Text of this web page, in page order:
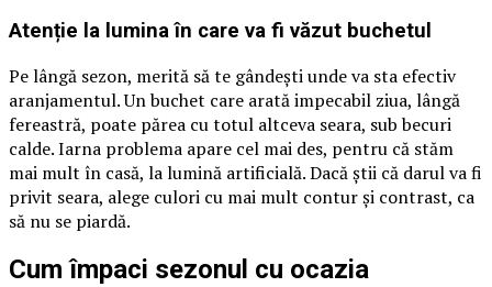
Atenție la lumina în care va fi văzut buchetul
Pe lângă sezon, merită să te gândești unde va sta efectiv
aranjamentul. Un buchet care arată impecabil ziua, lângă
fereastră, poate părea cu totul altceva seara, sub becuri
calde. Iarna problema apare cel mai des, pentru că stăm
mai mult în casă, la lumină artificială. Dacă știi că darul va fi
privit seara, alege culori cu mai mult contur și contrast, ca
să nu se piardă.
Cum împaci sezonul cu ocazia